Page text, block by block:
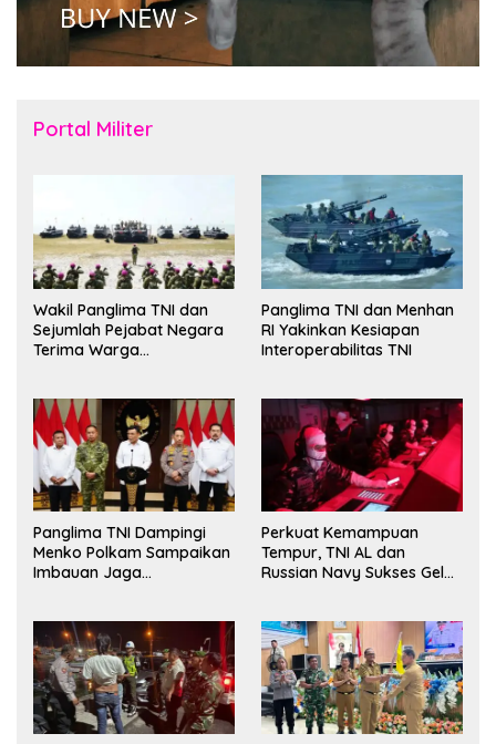
Portal Militer
Wakil Panglima TNI dan
Sejumlah Pejabat Negara
Terima Warga
Panglima TNI dan Menhan
RI Yakinkan Kesiapan
Interoperabilitas TNI
Panglima TNI Dampingi
Menko Polkam Sampaikan
Imbauan Jaga
Perkuat Kemampuan
Tempur, TNI AL dan
Russian Navy Sukses Gelar